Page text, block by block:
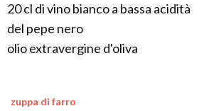
20 cl di vino bianco a bassa acidità
del pepe nero
olio extravergine d'oliva
zuppa di farro